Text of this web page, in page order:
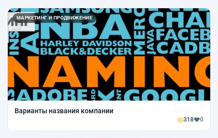
МАРКЕТИНГ И ПРОДВИЖЕНИЕ
Варианты названия компании
318 0